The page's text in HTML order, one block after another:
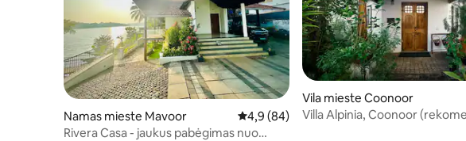
Namas mieste Mavoor Vidutinis įvertinimas: 4,9 iš 5, atsiliepimų:
4,9 (84)
Rivera Casa - jaukus pabėgimas nuo
Vila mieste Coonoor
Villa Alpinia, Coonoor